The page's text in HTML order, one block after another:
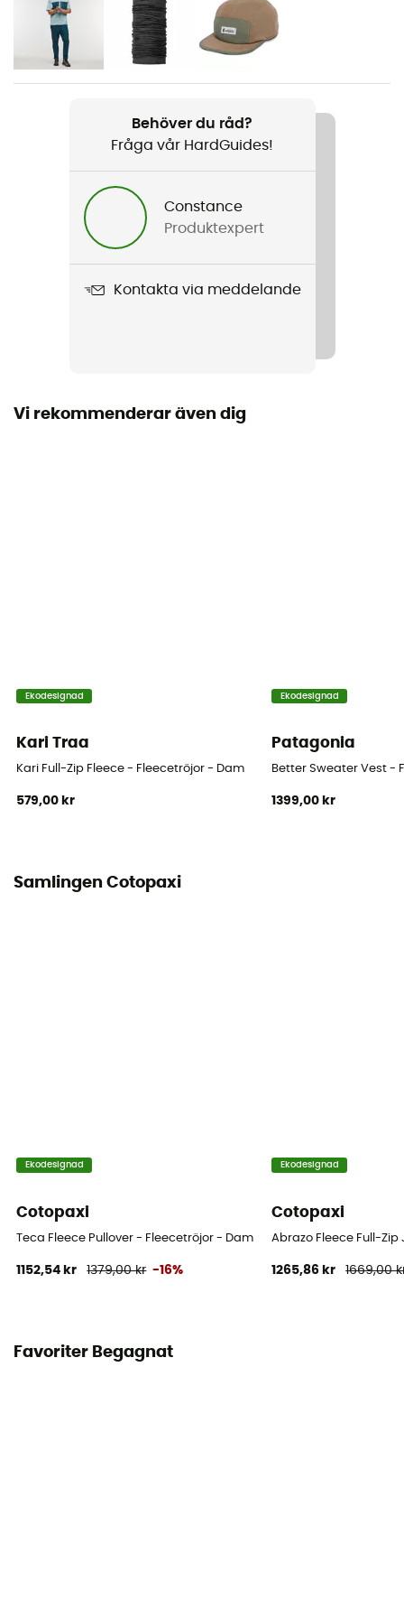
Produktnamn
Standard
Återvunnen / Ekologiskt material / B-Corp
Kapuschong
Material
Behöver du råd?
Fråga vår HardGuides!
Constance
Produktexpert
Kontakta via meddelande
Vi rekommenderar även dig
Ekodesignad
Kari Traa
Kari Full-Zip Fleece - Fleecetröjor - Dam
579,00 kr
Ekodesignad
Patagonia
Better Sweater Vest -
1399,00 kr
Samlingen Cotopaxi
Ekodesignad
Cotopaxi
Teca Fleece Pullover - Fleecetröjor - Dam
1152,54 kr 1379,00 kr -16%
Ekodesignad
Cotopaxi
Abrazo Fleece Full-
1265,86 kr 1669,00
Favoriter Begagnat